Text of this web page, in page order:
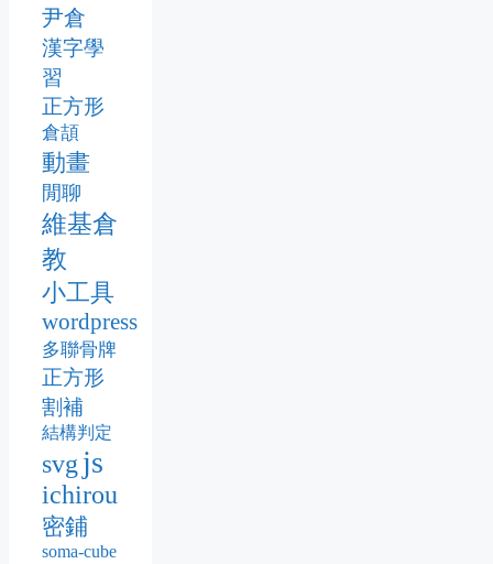
尹倉
漢字學
習
正方形
倉頡
動畫
閒聊
維基倉
教
小工具
wordpress
多聯骨牌
正方形
割補
結構判定
svg js
ichirou
密鋪
soma-cube